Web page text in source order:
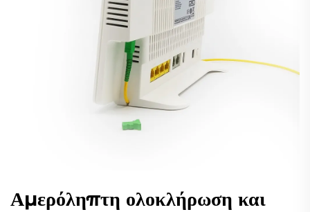
Αμερόληπτη ολοκλήρωση και